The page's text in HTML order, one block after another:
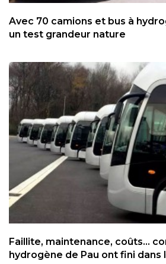
Avec 70 camions et bus à
un test grandeur nature
Faillite, maintenance, coûts...
hydrogène de Pau ont fini dans